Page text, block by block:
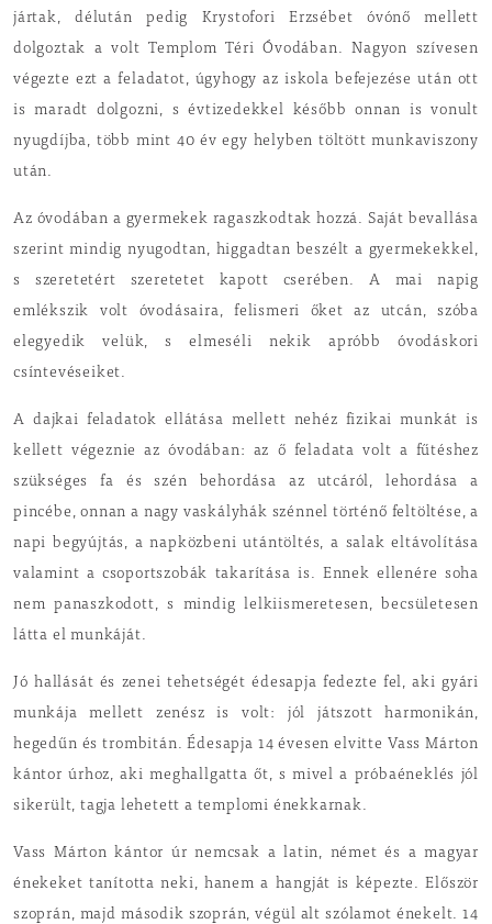
jártak, délután pedig Krystofori Erzsébet óvónő mellett
dolgoztak a volt Templom Téri Óvodában. Nagyon szívesen
végezte ezt a feladatot, úgyhogy az iskola befejezése után ott
is maradt dolgozni, s évtizedekkel később onnan is vonult
nyugdíjba, több mint 40 év egy helyben töltött munkaviszony
után.
Az óvodában a gyermekek ragaszkodtak hozzá. Saját bevallása
szerint mindig nyugodtan, higgadtan beszélt a gyermekekkel,
s szeretetért szeretetet kapott cserében. A mai napig
emlékszik volt óvodásaira, felismeri őket az utcán, szóba
elegyedik velük, s elmeséli nekik apróbb óvodáskori
csíntevéseiket.
A dajkai feladatok ellátása mellett nehéz fizikai munkát is
kellett végeznie az óvodában: az ő feladata volt a fűtéshez
szükséges fa és szén behordása az utcáról, lehordása a
pincébe, onnan a nagy vaskályhák szénnel történő feltöltése, a
napi begyújtás, a napközbeni utántöltés, a salak eltávolítása
valamint a csoportszobák takarítása is. Ennek ellenére soha
nem panaszkodott, s mindig lelkiismeretesen, becsületesen
látta el munkáját.
Jó hallását és zenei tehetségét édesapja fedezte fel, aki gyári
munkája mellett zenész is volt: jól játszott harmonikán,
hegedűn és trombitán. Édesapja 14 évesen elvitte Vass Márton
kántor úrhoz, aki meghallgatta őt, s mivel a próbaéneklés jól
sikerült, tagja lehetett a templomi énekkarnak.
Vass Márton kántor úr nemcsak a latin, német és a magyar
énekeket tanította neki, hanem a hangját is képezte. Először
szoprán, majd második szoprán, végül alt szólamot énekelt. 14